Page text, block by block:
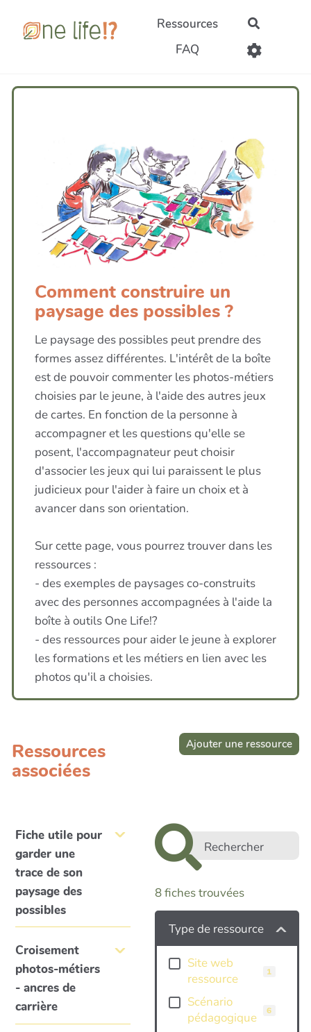
Ressources
FAQ
Comment construire un
paysage des possibles ?
Le paysage des possibles peut prendre des
formes assez différentes. L'intérêt de la boîte
est de pouvoir commenter les photos-métiers
choisies par le jeune, à l'aide des autres jeux
de cartes. En fonction de la personne à
accompagner et les questions qu'elle se
posent, l'accompagnateur peut choisir
d'associer les jeux qui lui paraissent le plus
judicieux pour l'aider à faire un choix et à
avancer dans son orientation.
Sur cette page, vous pourrez trouver dans les
ressources :
- des exemples de paysages co-construits
avec des personnes accompagnées à l'aide la
boîte à outils One Life!?
- des ressources pour aider le jeune à explorer
les formations et les métiers en lien avec les
photos qu'il a choisies.
Ajouter une ressource
Ressources
associées
8fiches trouvées
Type de ressource
Site web
ressource
1
Scénario
pédagogique
6
Fiche utile pour
garder une
trace de son
paysage des
possibles
Croisement
photos-métiers
- ancres de
carrière